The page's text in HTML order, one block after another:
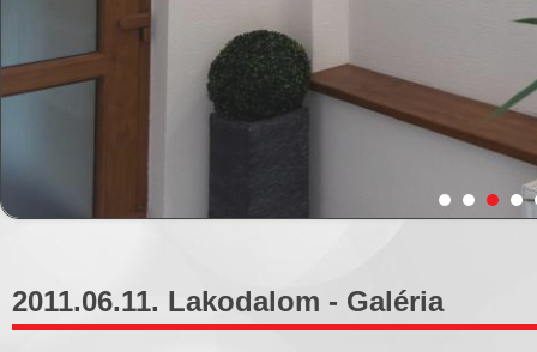
2011.06.11. Lakodalom - Galéria